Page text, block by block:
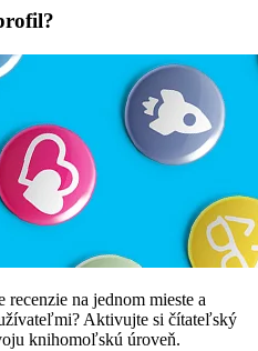
na jednom mieste a
Aktivujte si čítateľský
knihomoľskú úroveň.